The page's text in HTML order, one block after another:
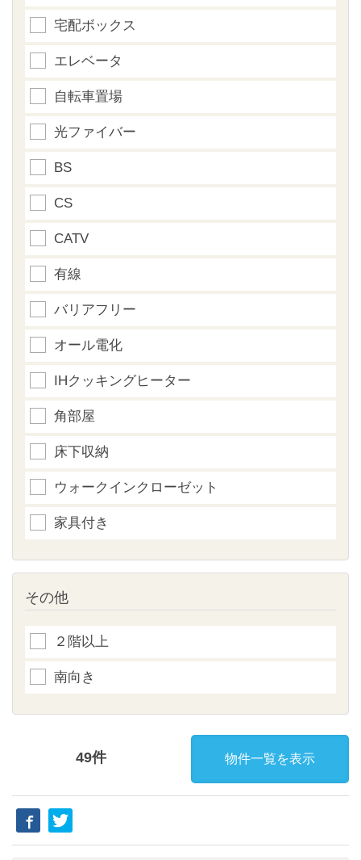
宅配ボックス
エレベータ
自転車置場
光ファイバー
BS
CS
CATV
有線
バリアフリー
オール電化
IHクッキングヒーター
角部屋
床下収納
ウォークインクローゼット
家具付き
その他
２階以上
南向き
49件